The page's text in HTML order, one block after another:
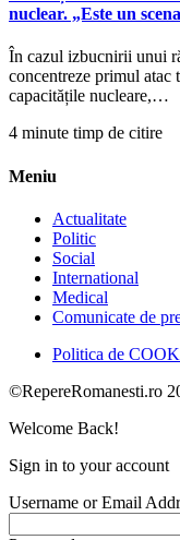
nuclear. „Este un
În cazul izbucnirii unui
concentreze primul atac
capacitățile nucleare,…
4 minute timp de citire
Meniu
Actualitate
Politic
Social
International
Medical
Comunicate de
Politica de
©RepereRomanesti.ro
Welcome Back!
Sign in to your account
Username or Email